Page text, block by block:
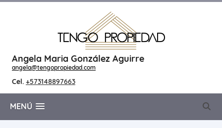
Angela Maria González Aguirre
angela@tengopropiedad.com
Cel. +573148897663
MENÚ